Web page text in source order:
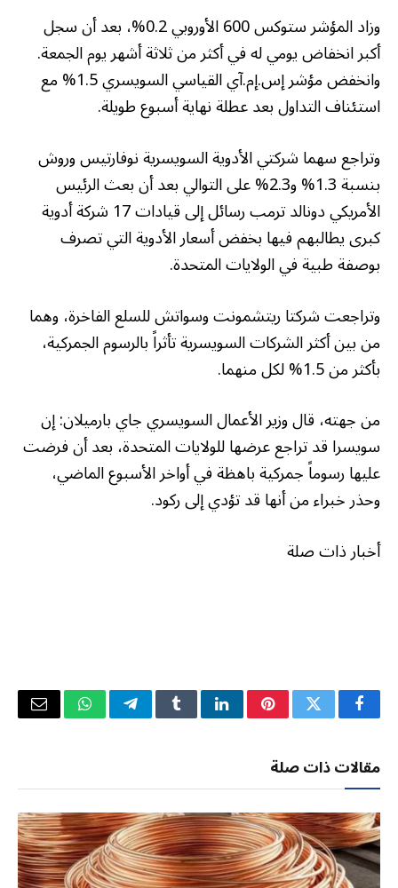
وزاد المؤشر ستوكس 600 الأوروبي 0.2%، بعد أن سجل
أكبر انخفاض يومي له في أكثر من ثلاثة أشهر يوم الجمعة.
وانخفض مؤشر إس.إم.آي القياسي السويسري 1.5% مع
استئناف التداول بعد عطلة نهاية أسبوع طويلة.
وتراجع سهما شركتي الأدوية السويسرية نوفارتيس وروش
بنسبة 1.3% و2.3% على التوالي بعد أن بعث الرئيس
الأمريكي دونالد ترمب رسائل إلى قيادات 17 شركة أدوية
كبرى يطالبهم فيها بخفض أسعار الأدوية التي تصرف
بوصفة طبية في الولايات المتحدة.
وتراجعت شركتا ريتشمونت وسواتش للسلع الفاخرة، وهما
من بين أكثر الشركات السويسرية تأثراً بالرسوم الجمركية،
بأكثر من 1.5% لكل منهما.
من جهته، قال وزير الأعمال السويسري جاي بارميلان: إن
سويسرا قد تراجع عرضها للولايات المتحدة، بعد أن فرضت
عليها رسوماً جمركية باهظة في أواخر الأسبوع الماضي،
وحذر خبراء من أنها قد تؤدي إلى ركود.
أخبار ذات صلة
فيسبوكتويتر بينتيريستلينكدإنTumblrتيلقرامواتسابالبريد
مقالات ذات صلة